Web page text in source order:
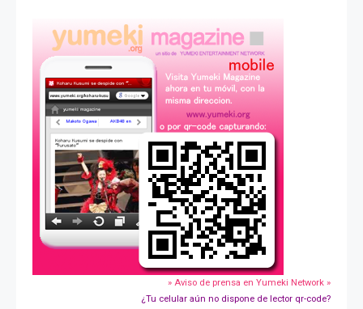
» Aviso de prensa en Yumeki Network »
¿Tu celular aún no dispone de lector qr-code?